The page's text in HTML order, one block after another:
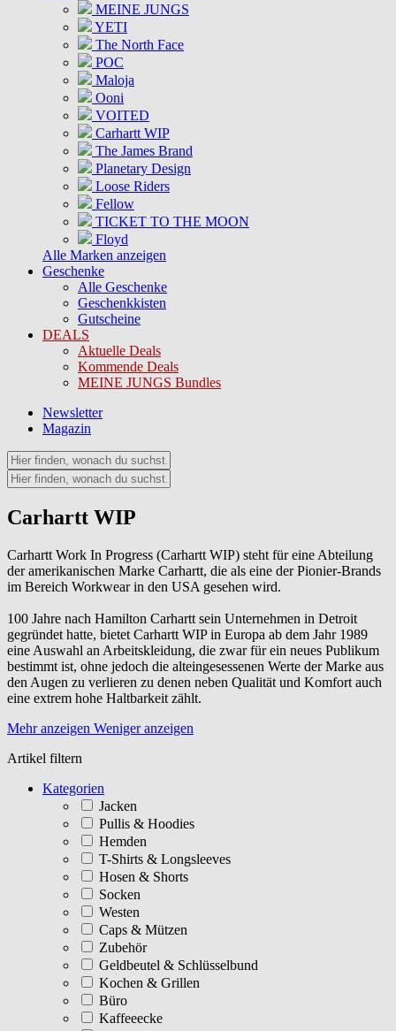
MEINE JUNGS
YETI
The North Face
POC
Maloja
Ooni
VOITED
Carhartt WIP
The James Brand
Planetary Design
Loose Riders
Fellow
TICKET TO THE MOON
Floyd
Alle Marken anzeigen
Geschenke
Alle Geschenke
Geschenkkisten
Gutscheine
DEALS
Aktuelle Deals
Kommende Deals
MEINE JUNGS Bundles
Newsletter
Magazin
Carhartt WIP
Carhartt Work In Progress (Carhartt WIP) steht für eine Abteilung
der amerikanischen Marke Carhartt, die als eine der Pionier-Brands
im Bereich Workwear in den USA gesehen wird.
100 Jahre nach Hamilton Carhartt sein Unternehmen in Detroit
gegründet hatte, bietet Carhartt WIP in Europa ab dem Jahr 1989
eine Auswahl an Arbeitskleidung, die zwar für ein neues Publikum
bestimmt ist, ohne jedoch die alteingesessenen Werte der Marke aus
den Augen zu verlieren zu denen neben Qualität und Komfort auch
eine extrem hohe Haltbarkeit zählt.
Mehr anzeigen Weniger anzeigen
Artikel filtern
Kategorien
Jacken
Pullis & Hoodies
Hemden
T-Shirts & Longsleeves
Hosen & Shorts
Socken
Westen
Caps & Mützen
Zubehör
Geldbeutel & Schlüsselbund
Kochen & Grillen
Büro
Kaffeeecke